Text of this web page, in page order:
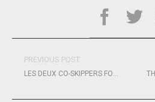
PREVIOUS POST
LES DEUX CO-SKIPPERS FOR PEOPLE AND PLANET DÉSIGNÉS ; MORGAN LAGRAVIÈRE AVEC THOMAS RUYANT ET ANTOINE KOCH AVEC SAM GOODCHILD